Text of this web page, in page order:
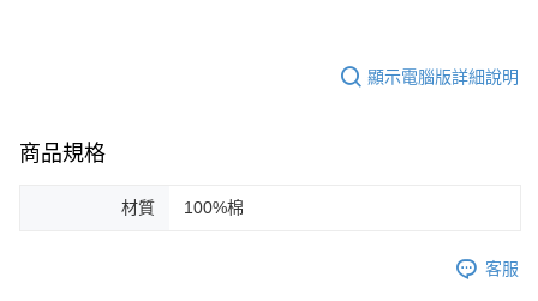
顯示電腦版詳細說明
商品規格
材質 100%棉
客服